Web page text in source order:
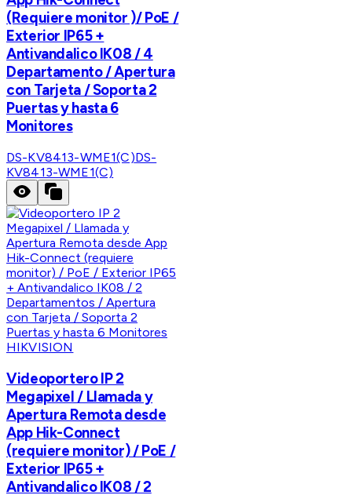
(Requiere monitor )/ PoE /
Exterior IP65 +
Antivandalico IK08 / 4
Departamento / Apertura
con Tarjeta / Soporta 2
Puertas y hasta 6
Monitores
DS-KV8413-WME1(C)DS-
KV8413-WME1(C)
HIKVISION
Videoportero IP 2
Megapixel / Llamada y
Apertura Remota desde
App Hik-Connect
(requiere monitor) / PoE /
Exterior IP65 +
Antivandalico IK08 / 2